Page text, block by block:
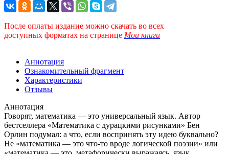
После оплаты издание можно скачать во всех
доступных форматах на странице Мои книги
Аннотация
Ознакомительный фрагмент
Характеристики
Отзывы
Аннотация
Говорят, математика — это универсальный язык. Автор
бестселлера «Математика с дурацкими рисунками» Бен
Орлин подумал: а что, если воспринять эту идею буквально?
Не «математика — это что-то вроде логической поэзии» или